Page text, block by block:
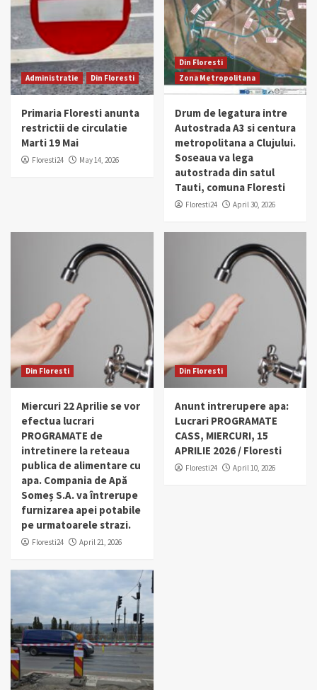
Administratie Din Floresti
Primaria Floresti anunta
restrictii de circulatie
Marti 19 Mai
Floresti24 May 14, 2026
Din Floresti
Zona Metropolitana
Drum de legatura intre
Autostrada A3 si centura
metropolitana a Clujului.
Soseaua va lega
autostrada din satul
Tauti, comuna Floresti
Floresti24 April 30, 2026
Din Floresti
Miercuri 22 Aprilie se vor
efectua lucrari
PROGRAMATE de
intretinere la reteaua
publica de alimentare cu
apa. Compania de Apă
Someș S.A. va întrerupe
furnizarea apei potabile
pe urmatoarele strazi.
Floresti24 April 21, 2026
Din Floresti
Anunt intrerupere apa:
Lucrari PROGRAMATE
CASS, MIERCURI, 15
APRILIE 2026 / Floresti
Floresti24 April 10, 2026